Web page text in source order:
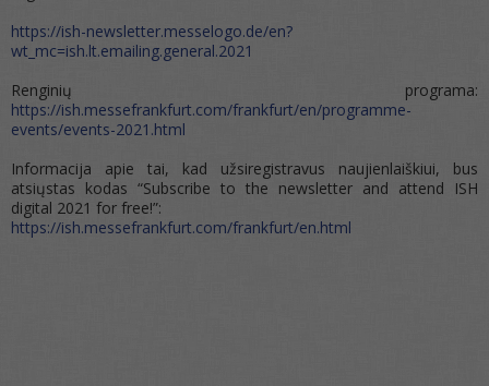
https://ish-newsletter.messelogo.de/en?
wt_mc=ish.lt.emailing.general.2021
Renginių programa:
https://ish.messefrankfurt.com/frankfurt/en/programme-
events/events-2021.html
Informacija apie tai, kad užsiregistravus naujienlaiškiui, bus
atsiųstas kodas “Subscribe to the newsletter and attend ISH
digital 2021 for free!”:
https://ish.messefrankfurt.com/frankfurt/en.html